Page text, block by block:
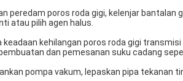
peredam poros roda gigi, kelenjar bantalan
atau pilih agen halus.
keadaan kehilangan poros roda gigi
dan pemesanan suku cadang
pompa vakum, lepaskan pipa tekanan